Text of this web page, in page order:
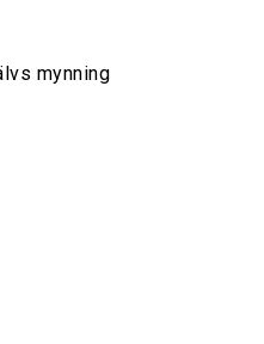
mynning